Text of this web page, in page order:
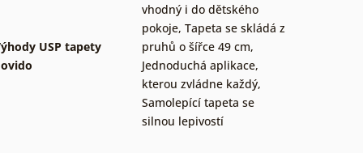
USP tapety
vhodný i do dětského
pokoje, Tapeta se skládá z
pruhů o šířce 49 cm,
Jednoduchá aplikace,
kterou zvládne každý,
Samolepící tapeta se
silnou lepivostí